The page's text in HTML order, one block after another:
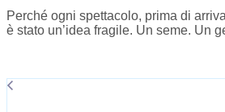
Perché ogni spettacolo, prima di
è stato un’idea fragile. Un seme. Un